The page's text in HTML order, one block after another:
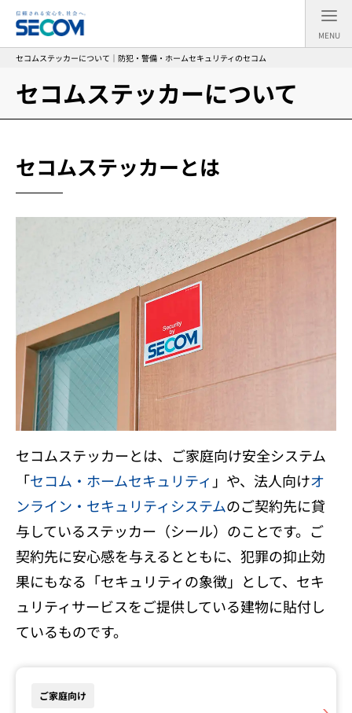
MENU
セコムステッカーについて｜防犯・警備・ホームセキュリティのセコム
セコムステッカーについて
セコムステッカーとは
セコムステッカーとは、ご家庭向け安全システム
「セコム・ホームセキュリティ 」や、法人向けオ
ンライン・セキュリティシステムのご契約先に貸
与しているステッカー（シール）のことです。ご
契約先に安心感を与えるとともに、犯罪の抑止効
果にもなる「セキュリティの象徴」として、セキ
ュリティサービスをご提供している建物に貼付し
ているものです。
ご家庭向け